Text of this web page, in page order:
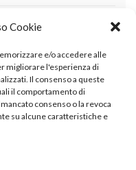
Cookie
e/o accedere alle
migliorare l'esperienza di
Il consenso a queste
il comportamento di
consenso o la revoca
su alcune caratteristiche e